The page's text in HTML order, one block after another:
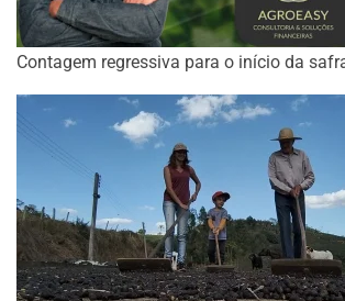
Contagem regressiva para o início da